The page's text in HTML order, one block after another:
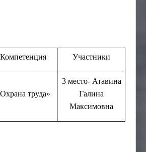
Компетенция Участники
труда»
3 место- Атавина
Галина
Максимовна